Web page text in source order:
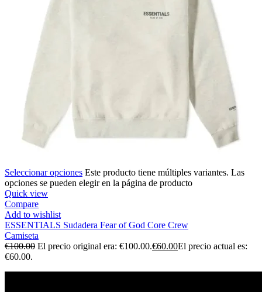
Seleccionar opciones Este producto tiene múltiples variantes. Las
opciones se pueden elegir en la página de producto
Quick view
Compare
Add to wishlist
ESSENTIALS Sudadera Fear of God Core Crew
Camiseta
€100.00 El precio original era: €100.00.€60.00El precio actual es:
€60.00.